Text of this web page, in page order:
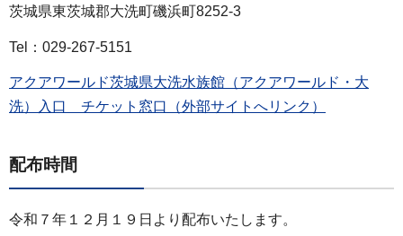
茨城県東茨城郡大洗町磯浜町8252-3
Tel：029-267-5151
アクアワールド茨城県大洗水族館（アクアワールド・大
洗）入口 チケット窓口（外部サイトへリンク）
配布時間
令和７年１２月１９日より配布いたします。